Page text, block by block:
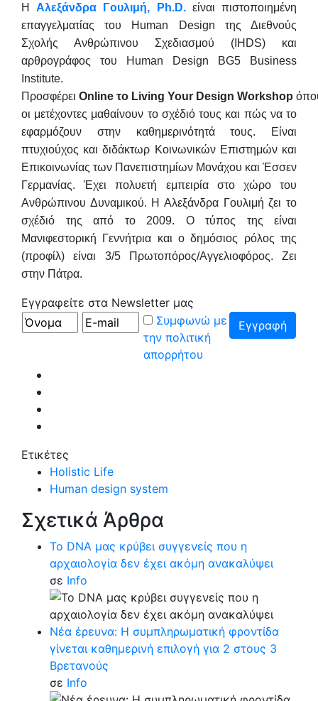
HΑλεξάνδρα Γουλιμή, Ph.D.είναι πιστοποιημένη
επαγγελματίας του Human Design της Διεθνούς
Σχολής Ανθρώπινου Σχεδιασμού (IHDS) και
αρθρογράφος του Human Design BG5 Business
Institute.
Προσφέρει Online το Living Your Design Workshop
οι μετέχοντες μαθαίνουν το σχέδιό τους και πώς να το
εφαρμόζουν στην καθημερινότητά τους. Είναι
πτυχιούχος και διδάκτωρ Κοινωνικών Επιστημών και
Επικοινωνίας των Πανεπιστημίων Μονάχου και Έσσεν
Γερμανίας. Έχει πολυετή εμπειρία στο χώρο του
Ανθρώπινου Δυναμικού. Η Αλεξάνδρα Γουλιμή ζει το
σχέδιό της από το 2009. Ο τύπος της είναι
Μανιφεστορική Γεννήτρια και ο δημόσιος ρόλος της
(προφίλ) είναι 3/5 Πρωτοπόρος/Αγγελιοφόρος. Ζει
στην Πάτρα.
Εγγραφείτε στα Newsletter μας
Συμφωνώ με
την πολιτική
απορρήτου
Ετικέτες
Holistic Life
Human design system
Σχετικά Άρθρα
Το DNA μας κρύβει συγγενείς που η
αρχαιολογία δεν έχει ακόμη ανακαλύψει
σε Info
Νέα έρευνα: Η συμπληρωματική φροντίδα
γίνεται καθημερινή επιλογή για 2 στους 3
Βρετανούς
σε Info